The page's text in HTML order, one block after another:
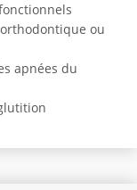
ou
apnées du